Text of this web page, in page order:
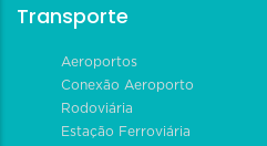
Transporte
Aeroportos
Conexão Aeroporto
Rodoviária
Estação Ferroviária